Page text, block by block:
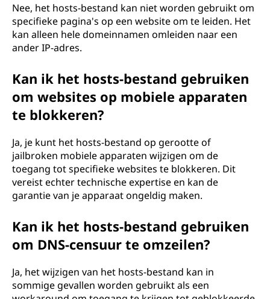
Nee, het hosts-bestand kan niet worden gebruikt om
specifieke pagina's op een website om te leiden. Het
kan alleen hele domeinnamen omleiden naar een
ander IP-adres.
Kan ik het hosts-bestand gebruiken
om websites op mobiele apparaten
te blokkeren?
Ja, je kunt het hosts-bestand op gerootte of
jailbroken mobiele apparaten wijzigen om de
toegang tot specifieke websites te blokkeren. Dit
vereist echter technische expertise en kan de
garantie van je apparaat ongeldig maken.
Kan ik het hosts-bestand gebruiken
om DNS-censuur te omzeilen?
Ja, het wijzigen van het hosts-bestand kan in
sommige gevallen worden gebruikt als een